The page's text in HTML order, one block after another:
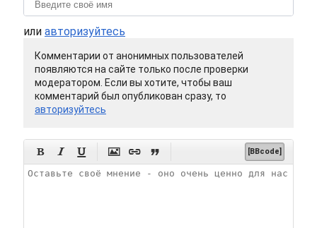
или авторизуйтесь
Комментарии от анонимных пользователей
появляются на сайте только после проверки
модератором. Если вы хотите, чтобы ваш
комментарий был опубликован сразу, то
авторизуйтесь
      [BBcode]